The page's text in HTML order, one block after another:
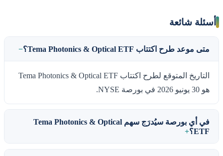
أسئلة شائعة
متى موعد طرح اكتتاب Tema Photonics & Optical ETF؟
التاريخ المتوقع لطرح اكتتاب Tema Photonics & Optical ETF
هو 30 يونيو 2026 في بورصة NYSE.
في أي بورصة سيُدرَج سهم Tema Photonics & Optical
ETF؟